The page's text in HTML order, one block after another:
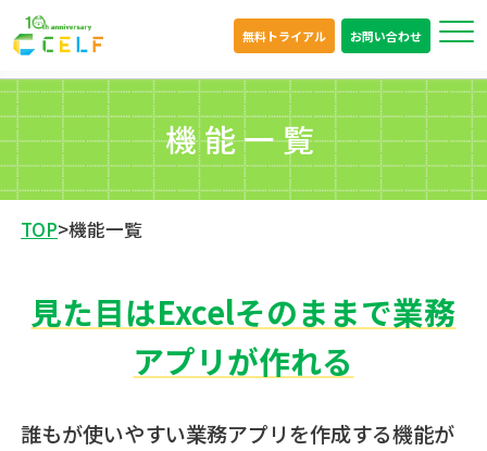
無料トライアル お問い合わせ
機能一覧
TOP>機能一覧
見た目はExcelそのままで業務
アプリが作れる
誰もが使いやすい業務アプリを作成する機能が